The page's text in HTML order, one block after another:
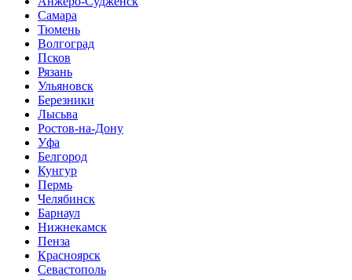
Самара
Тюмень
Волгоград
Псков
Рязань
Ульяновск
Березники
Лысьва
Ростов-на-Дону
Уфа
Белгород
Кунгур
Пермь
Челябинск
Барнаул
Нижнекамск
Пенза
Красноярск
Севастополь